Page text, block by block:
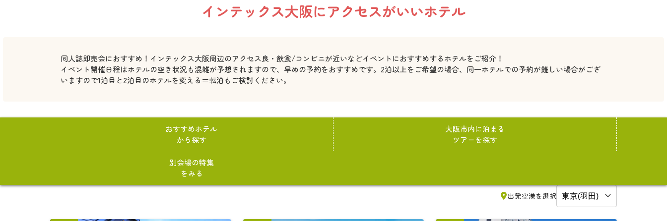
インテックス大阪にアクセスがいいホテル
同人誌即売会におすすめ！インテックス大阪周辺のアクセス良・飲食/コンビニが近いなどイベントにおすすめするホテルをご紹介！
イベント開催日程はホテルの空き状況も混雑が予想されますので、早めの予約をおすすめです。2泊以上をご希望の場合、同一ホテルでの予約が難しい場合がござ
いますので1泊目と2泊目のホテルを変える＝転泊もご検討ください。
おすすめホテル
から探す
大阪市内に泊まる
ツアーを探す
別会場の特集
をみる
出発空港を選択